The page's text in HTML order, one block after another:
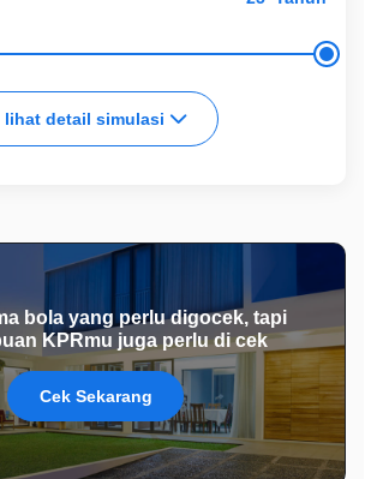
lihat detail simulasi
bola yang perlu digocek, tapi
KPRmu juga perlu di cek
Cek Sekarang